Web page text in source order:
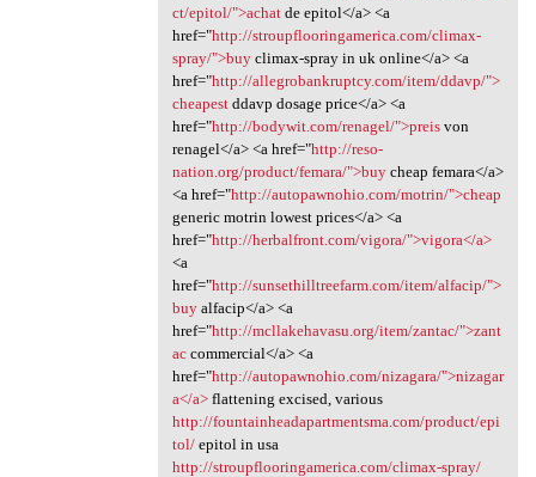
ct/epitol/">achatde epitol</a> <a
href="http://stroupflooringamerica.com/climax-
spray/">buyclimax-spray in uk online</a> <a
href="http://allegrobankruptcy.com/item/ddavp/">
cheapestddavp dosage price</a> <a
href="http://bodywit.com/renagel/">preisvon
renagel</a> <a href="http://reso-
nation.org/product/femara/">buycheap femara</a>
<a href="http://autopawnohio.com/motrin/">cheap
generic motrin lowest prices</a> <a
href="http://herbalfront.com/vigora/">vigora</a>
<a
href="http://sunsethilltreefarm.com/item/alfacip/">
buyalfacip</a> <a
href="http://mcllakehavasu.org/item/zantac/">zant
accommercial</a> <a
href="http://autopawnohio.com/nizagara/">nizagar
a</a>flattening excised, various
http://fountainheadapartmentsma.com/product/epi
tol/epitol in usa
http://stroupflooringamerica.com/climax-spray/